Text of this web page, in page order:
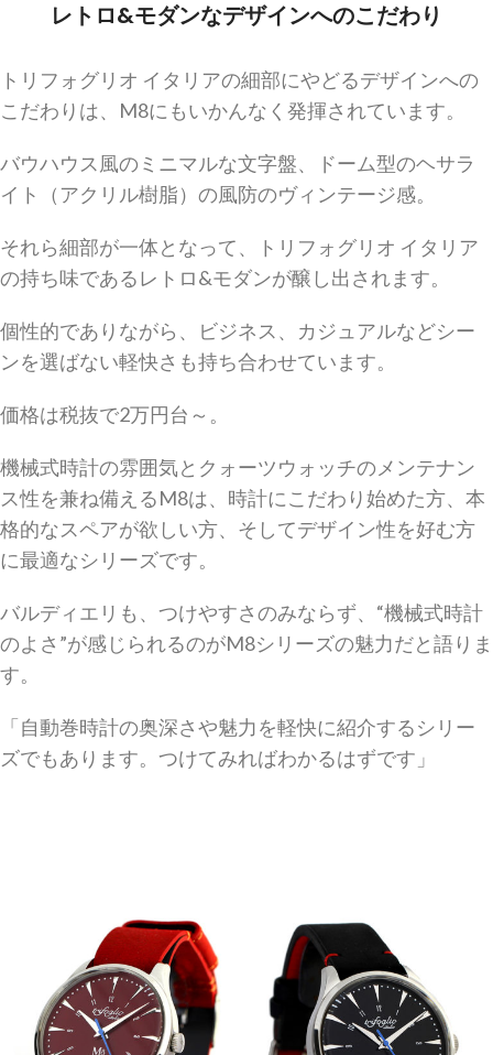
レトロ&モダンなデザインへのこだわり
トリフォグリオ イタリアの細部にやどるデザインへの
こだわりは、M8にもいかんなく発揮されています。
バウハウス風のミニマルな文字盤、ドーム型のヘサラ
イト（アクリル樹脂）の風防のヴィンテージ感。
それら細部が一体となって、トリフォグリオ イタリア
の持ち味であるレトロ&モダンが醸し出されます。
個性的でありながら、ビジネス、カジュアルなどシー
ンを選ばない軽快さも持ち合わせています。
価格は税抜で2万円台～。
機械式時計の雰囲気とクォーツウォッチのメンテナン
ス性を兼ね備えるM8は、時計にこだわり始めた方、本
格的なスペアが欲しい方、そしてデザイン性を好む方
に最適なシリーズです。
バルディエリも、つけやすさのみならず、“機械式時計
のよさ”が感じられるのがM8シリーズの魅力だと語りま
す。
「自動巻時計の奥深さや魅力を軽快に紹介するシリー
ズでもあります。つけてみればわかるはずです」